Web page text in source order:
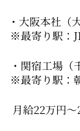
・大阪本社（
JR八尾
（千葉県
朝日自
月給22万円